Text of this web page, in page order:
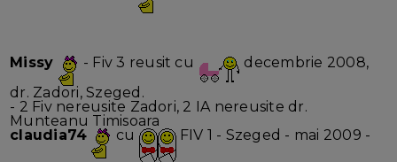
Missy - Fiv 3 reusit cu
decembrie 2008,
dr. Zadori, Szeged.
- 2 Fiv nereusite Zadori, 2 IA nereusite dr.
Munteanu Timisoara
claudia74
cu FIV 1 - Szeged - mai 2009 -